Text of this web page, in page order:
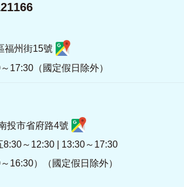
福州街15號
17:30（國定假日除外）
投市省府路4號
～12:30 | 13:30～17:30
16:30）（國定假日除外）